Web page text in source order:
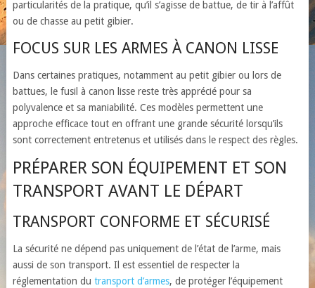
particularités de la pratique, qu’il s’agisse de battue, de tir à l’affût
ou de chasse au petit gibier.
FOCUS SUR LES ARMES À CANON LISSE
Dans certaines pratiques, notamment au petit gibier ou lors de
battues, le fusil à canon lisse reste très apprécié pour sa
polyvalence et sa maniabilité. Ces modèles permettent une
approche efficace tout en offrant une grande sécurité lorsqu’ils
sont correctement entretenus et utilisés dans le respect des règles.
PRÉPARER SON ÉQUIPEMENT ET SON
TRANSPORT AVANT LE DÉPART
TRANSPORT CONFORME ET SÉCURISÉ
La sécurité ne dépend pas uniquement de l’état de l’arme, mais
aussi de son transport. Il est essentiel de respecter la
réglementation du transport d’armes, de protéger l’équipement